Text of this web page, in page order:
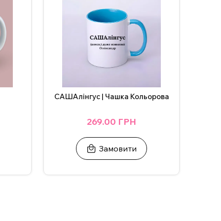
САШАлінгус | Чашка Кольорова
269.00 ГРН
Замовити